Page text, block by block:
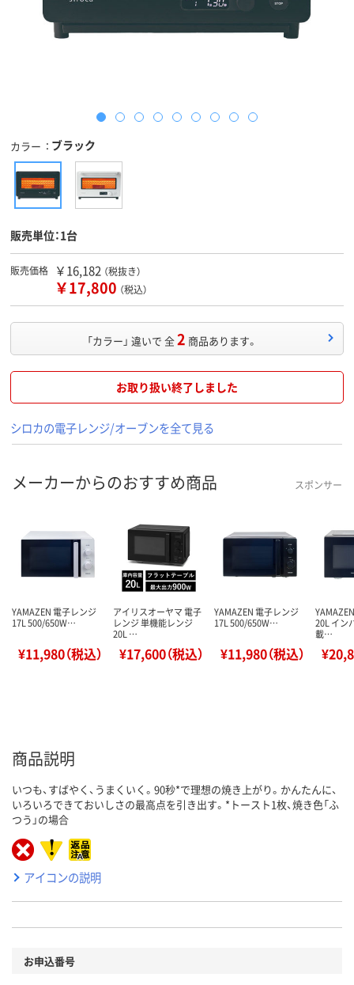
カラー ブラック
販売単位：1台
販売価格 ￥16,182 （税抜き）
￥17,800 （税込）
「カラー」 違いで 全2 商品あります。
お取り扱い終了しました
シロカの電子レンジ/オーブンを全て見る
メーカーからのおすすめ商品 スポンサー
YAMAZEN 電子レンジ
17L 500/650W…
¥11,980（税込）
アイリスオーヤマ 電子
レンジ 単機能レンジ
20L …
¥17,600（税込）
YAMAZEN 電子レンジ
17L 500/650W…
¥11,980（税込）
20L イン
載…
商品説明
いつも、すばやく、うまくいく。90秒*で理想の焼き上がり。かんたんに、
いろいろできておいしさの最高点を引き出す。*トースト1枚、焼き色「ふ
つう」の場合
アイコンの説明
お申込番号